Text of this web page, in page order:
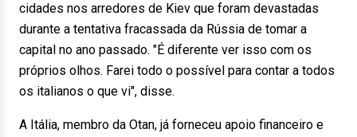
cidades nos arredores de Kiev que foram devastadas
durante a tentativa fracassada da Rússia de tomar a
capital no ano passado. "É diferente ver isso com os
próprios olhos. Farei todo o possível para contar a todos
os italianos o que vi", disse.
A Itália, membro da Otan, já forneceu apoio financeiro e